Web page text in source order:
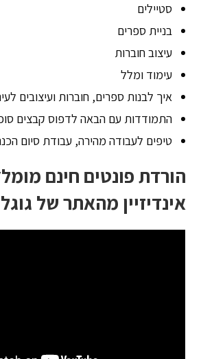
סטיילים
בניית ספרים
עיצוב חוברות
עימוד ומלל
איך לבנות ספרים, חוברות ועיצובים
התמודדות עם הבאה לדפוס קבצים
טיפים לעבודה מהירה, עבודת סיום
הורדת פונטים חינם
אינדיזיין מהאתר של גוגל –